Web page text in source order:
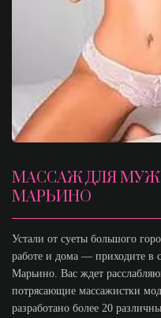
МАССАЖ ДЛЯ
МАРЬИНО
Устали от суеты большого
работе и дома — приходите в
Марьино. Вас ждет
потрясающие массажистки
разработано более 20